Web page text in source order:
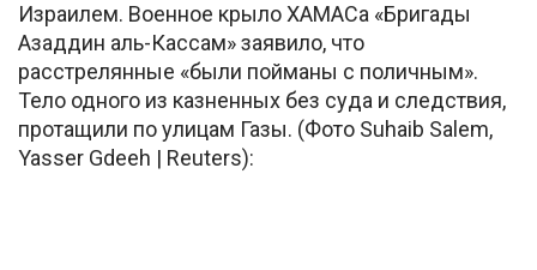
Израилем. Военное крыло ХАМАСа «Бригады
Азаддин аль-Кассам» заявило, что
расстрелянные «были пойманы с поличным».
Тело одного из казненных без суда и следствия,
протащили по улицам Газы. (Фото Suhaib Salem,
Yasser Gdeeh | Reuters):